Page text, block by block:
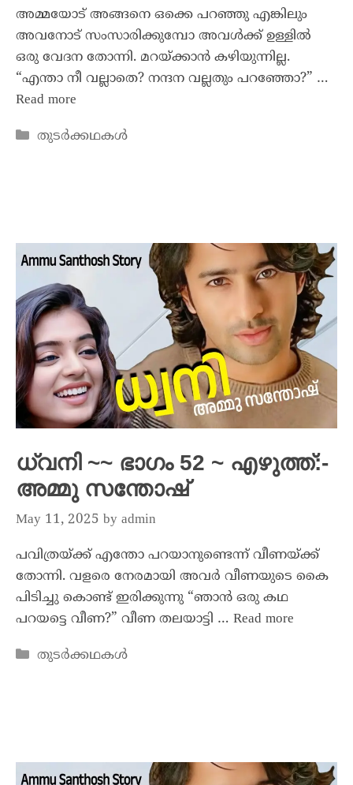
അമ്മയോട് അങ്ങനെ ഒക്കെ പറഞ്ഞു എങ്കിലും
അവനോട് സംസാരിക്കുമ്പോ അവൾക്ക് ഉള്ളിൽ
ഒരു വേദന തോന്നി. മറയ്ക്കാൻ കഴിയുന്നില്ല.
“എന്താ നീ വല്ലാതെ? നന്ദന വല്ലതും പറഞ്ഞോ?” …
Read more
തുടർക്കഥകൾ
ധ്വനി ~~ ഭാഗം 52 ~ എഴുത്ത്:-
അമ്മു സന്തോഷ്
May 11, 2025 by admin
പവിത്രയ്ക്ക് എന്തോ പറയാനുണ്ടെന്ന് വീണയ്ക്ക്
തോന്നി. വളരെ നേരമായി അവർ വീണയുടെ കൈ
പിടിച്ചു കൊണ്ട് ഇരിക്കുന്നു “ഞാൻ ഒരു കഥ
പറയട്ടെ വീണ?” വീണ തലയാട്ടി … Read more
തുടർക്കഥകൾ